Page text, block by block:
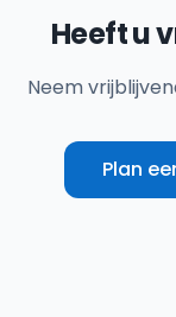
Heeft u
Neem
Plan